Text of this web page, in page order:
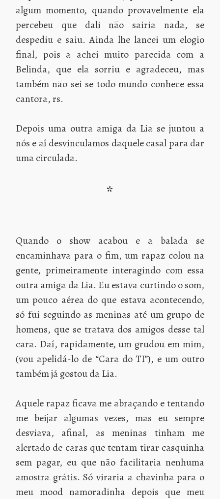
algum momento, quando provavelmente ela
percebeu que dali não sairia nada, se
despediu e saiu. Ainda lhe lancei um elogio
final, pois a achei muito parecida com a
Belinda, que ela sorriu e agradeceu, mas
também não sei se todo mundo conhece essa
cantora, rs.
Depois uma outra amiga da Lia se juntou a
nós e aí desvinculamos daquele casal para dar
uma circulada.
*
Quando o show acabou e a balada se
encaminhava para o fim, um rapaz colou na
gente, primeiramente interagindo com essa
outra amiga da Lia. Eu estava curtindo o som,
um pouco aérea do que estava acontecendo,
só fui seguindo as meninas até um grupo de
homens, que se tratava dos amigos desse tal
cara. Daí, rapidamente, um grudou em mim,
(vou apelidá-lo de “Cara do TI”), e um outro
também já gostou da Lia.
Aquele rapaz ficava me abraçando e tentando
me beijar algumas vezes, mas eu sempre
desviava, afinal, as meninas tinham me
alertado de caras que tentam tirar casquinha
sem pagar, eu que não facilitaria nenhuma
amostra grátis. Só viraria a chavinha para o
meu mood namoradinha depois que meu